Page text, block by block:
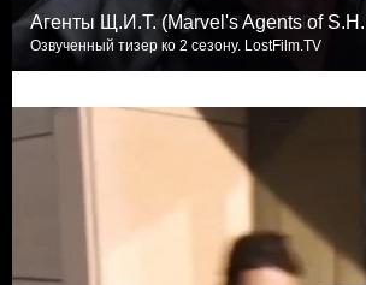
Агенты Щ.И.Т. (Marvel's Agents of
Озвученный тизер ко 2 сезону. LostFilm.TV